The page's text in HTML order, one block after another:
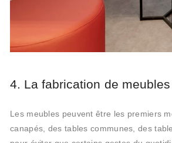
4. La fabrication de
Les meubles peuvent être les premiers
canapés, des tables communes, des